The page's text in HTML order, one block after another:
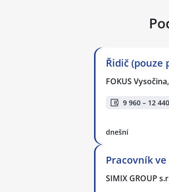
Řidič (pouze
FOKUS
9 960 – 12
dnešní
Pracovník
SIMIX GROUP